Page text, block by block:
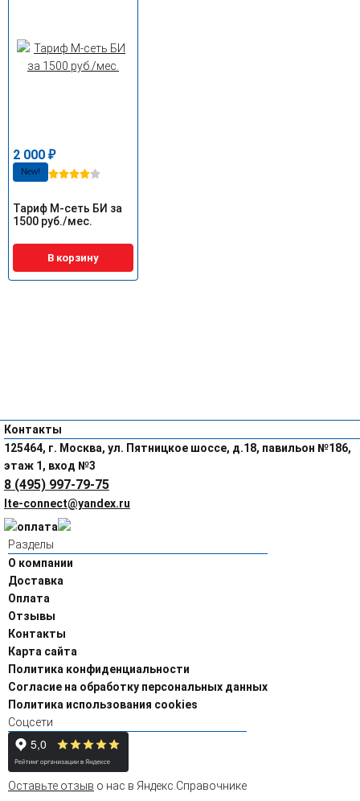
2 000 ₽
New!
Тариф М-сеть БИ за
1500 руб./мес.
В корзину
Контакты
125464, г. Москва, ул. Пятницкое шоссе, д.18, павильон №186,
этаж 1, вход №3
8 (495) 997-79-75
lte-connect@yandex.ru
Разделы
О компании
Доставка
Оплата
Отзывы
Контакты
Карта сайта
Политика конфиденциальности
Согласие на обработку персональных данных
Политика использования cookies
Соцсети
Оставьте отзыв о нас в Яндекс.Справочнике